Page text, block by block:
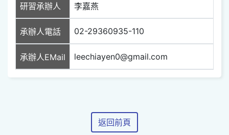
研習承辦人 李嘉燕
承辦人電話 02-29360935-110
承辦人EMail leechiayen0@gmail.com
返回前頁